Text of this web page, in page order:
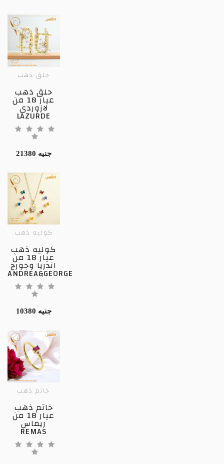
حلق ذهب
حلق ذهب
عيار 18 من
لازوردى
LAZURDE
21380 جنيه
كوليه ذهب
كوليه ذهب
عيار 18 من
اندريا وجورج
ANDREA&GEORGE
10380 جنيه
خاتم ذهب
خاتم ذهب
عيار 18 من
ريماس
REMAS